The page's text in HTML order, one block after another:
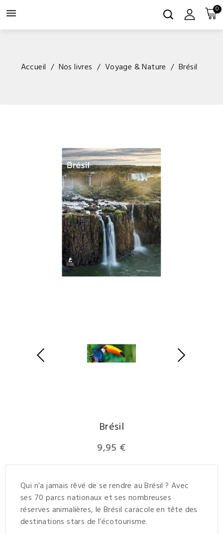
 0
Accueil Nos livres Voyage & Nature Brésil
Brésil
9,95 €
Qui n’a jamais rêvé de se rendre au Brésil ? Avec
ses 70 parcs nationaux et ses nombreuses
réserves animalières, le Brésil caracole en tête des
destinations stars de l’écotourisme.